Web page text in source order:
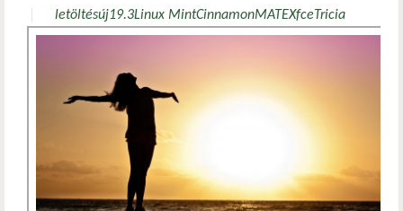
letöltésúj19.3Linux MintCinnamonMATEXfceTricia